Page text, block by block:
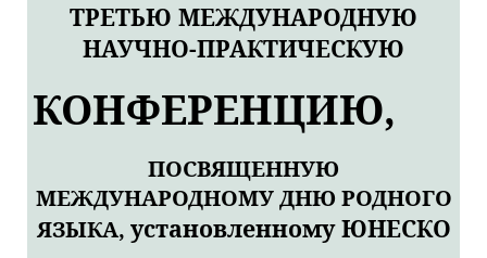
ТРЕТЬЮ МЕЖДУНАРОДНУЮ
НАУЧНО-ПРАКТИЧЕСКУЮ
КОНФЕРЕНЦИЮ,
ПОСВЯЩЕННУЮ
МЕЖДУНАРОДНОМУ ДНЮ РОДНОГО
ЯЗЫКА, установленному ЮНЕСКО